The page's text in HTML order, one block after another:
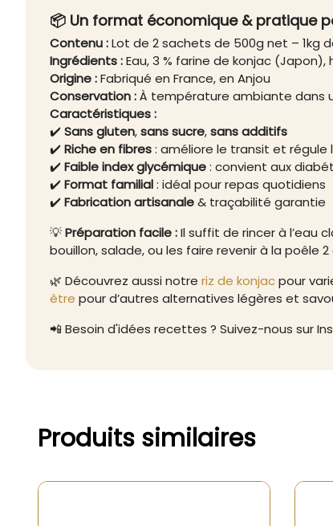
📦 Un format économique & pratique
Contenu :Lot de 2 sachets de 500g net – 1kg
Ingrédients :Eau, 3 % farine de konjac
Origine :Fabriqué en France, en Anjou
Conservation :À température ambiante dans
Caractéristiques :
✔️Sans gluten,sans sucre,sans additifs
✔️Riche en fibres: améliore le transit et régule
✔️Faible index glycémique: convient aux
✔️Format familial: idéal pour repas quotidiens
✔️Fabrication artisanale& traçabilité garantie
💡Préparation facile :Il suffit de rincer à l’eau
bouillon, salade, ou les faire revenir à la poêle
🌿 Découvrez aussi notre riz de konjacpour
être pour d’autres alternatives légères et
📲 Besoin d'idées recettes ? Suivez-nous sur
Produits similaires